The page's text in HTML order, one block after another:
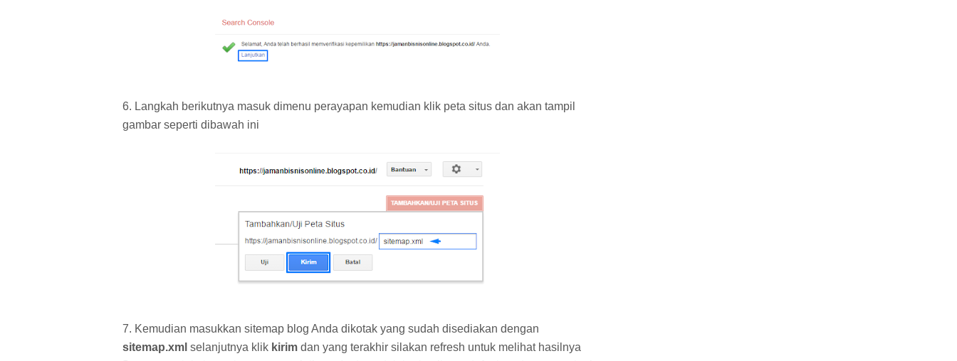
6. Langkah berikutnya masuk dimenu perayapan kemudian klik peta situs dan akan tampil
gambar seperti dibawah ini
7. Kemudian masukkan sitemap blog Anda dikotak yang sudah disediakan dengan
sitemap.xml selanjutnya klik kirim dan yang terakhir silakan refresh untuk melihat hasilnya